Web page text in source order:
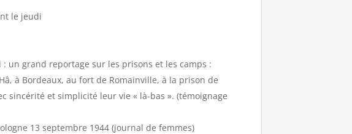
le jeudi
: un grand reportage sur les prisons et les camps :
à Bordeaux, au fort de Romainville, à la prison de
sincérité et simplicité leur vie « là-bas ». (témoignage
13 septembre 1944 (journal de femmes)